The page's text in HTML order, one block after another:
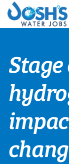
Skip
content
Stage